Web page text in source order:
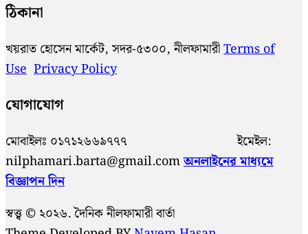
ঠিকানা
খয়রাত হোসেন মার্কেট, সদর-৫৩০০, নীলফামারীTerms of
Use Privacy Policy
যোগাযোগ
মোবাইলঃ ০১৭১২৬৬৯৭৭৭ ইমেইল:
nilphamari.barta@gmail.comঅনলাইনের মাধ্যমে
বিজ্ঞাপন দিন
স্বত্ত্ব © ২০২৬. দৈনিক নীলফামারী বার্তা